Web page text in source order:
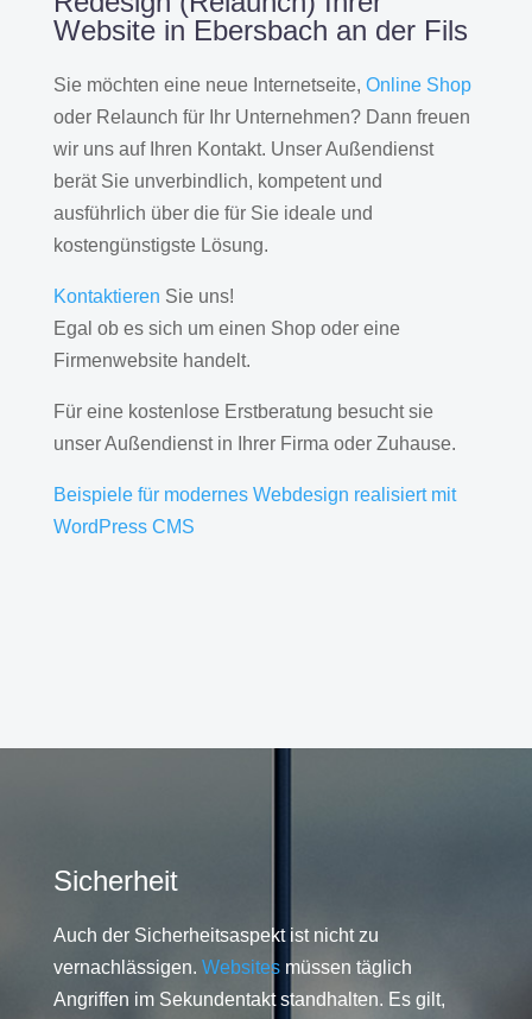
Website in Ebersbach an der Fils
Sie möchten eine neue Internetseite, Online Shop
oder Relaunch für Ihr Unternehmen? Dann freuen
wir uns auf Ihren Kontakt. Unser Außendienst
berät Sie unverbindlich, kompetent und
ausführlich über die für Sie ideale und
kostengünstigste Lösung.
Kontaktieren Sie uns!
Egal ob es sich um einen Shop oder eine
Firmenwebsite handelt.
Für eine kostenlose Erstberatung besucht sie
unser Außendienst in Ihrer Firma oder Zuhause.
Beispiele für modernes Webdesign realisiert mit
WordPress CMS
Sicherheit
Auch der Sicherheitsaspekt ist nicht zu
vernachlässigen. Websitesmüssen täglich
Angriffen im Sekundentakt standhalten. Es gilt,